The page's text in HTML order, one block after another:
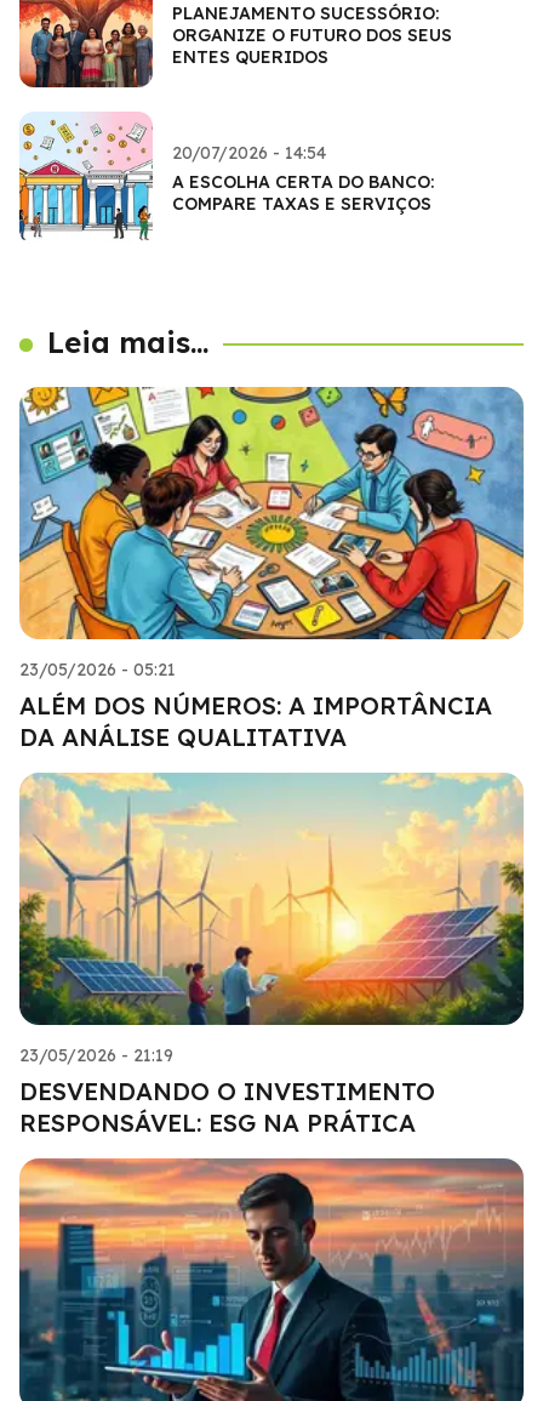
PLANEJAMENTO SUCESSÓRIO:
ORGANIZE O FUTURO DOS SEUS
ENTES QUERIDOS
20/07/2026 - 14:54
A ESCOLHA CERTA DO BANCO:
COMPARE TAXAS E SERVIÇOS
Leia mais...
23/05/2026 - 05:21
ALÉM DOS NÚMEROS: A IMPORTÂNCIA
DA ANÁLISE QUALITATIVA
23/05/2026 - 21:19
DESVENDANDO O INVESTIMENTO
RESPONSÁVEL: ESG NA PRÁTICA